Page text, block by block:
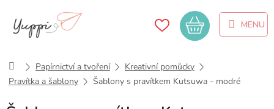
obsah
Nákupní
košík
DomůPapírnictví a tvoření
Kreativní pomůcky
Pravítka a šablony
Šablony s pravítkem Kutsuwa - modré